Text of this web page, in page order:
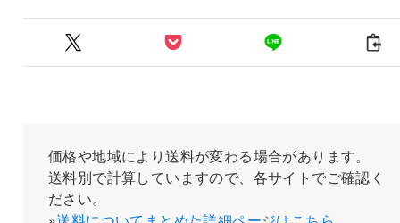
価格や地域により送料が変わる場合があります。
送料別で計算していますので、各サイトでご確認く
ださい。